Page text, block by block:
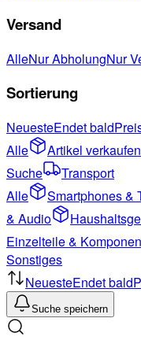
Versand
AlleNur AbholungNur
Sortierung
NeuesteEndet bald
Alle
Artikel verkaufen
Suche
Transport
Alle
Smartphones &
& Audio
Einzelteile &
Sonstiges
NeuesteEndet bald
Suche speichern